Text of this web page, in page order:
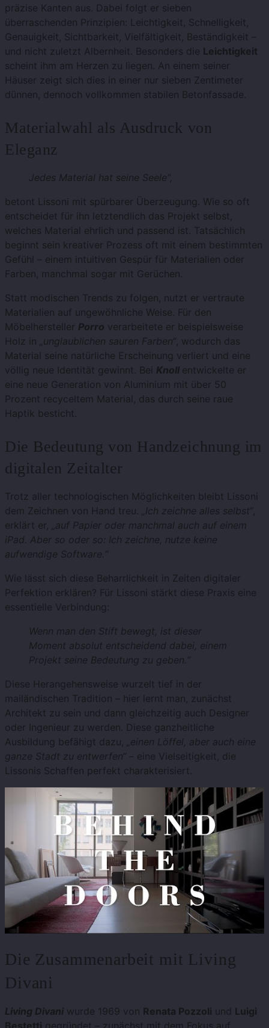
präzise Kanten aus. Dabei folgt er sieben
überraschenden Prinzipien: Leichtigkeit, Schnelligkeit,
Genauigkeit, Sichtbarkeit, Vielfältigkeit, Beständigkeit –
und nicht zuletzt Albernheit. Besonders die Leichtigkeit
scheint ihm am Herzen zu liegen. An einem seiner
Häuser zeigt sich dies in einer nur sieben Zentimeter
dünnen, dennoch vollkommen stabilen Betonfassade.
Materialwahl als Ausdruck von
Eleganz
Jedes Material hat seine Seele“,
betont Lissoni mit spürbarer Überzeugung. Wie so oft
entscheidet für ihn letztendlich das Projekt selbst,
welches Material ehrlich und passend ist. Tatsächlich
beginnt sein kreativer Prozess oft mit einem bestimmten
Gefühl – einem intuitiven Gespür für Materialien oder
Farben, manchmal sogar mit Gerüchen.
Statt modischen Trends zu folgen, nutzt er vertraute
Materialien auf ungewöhnliche Weise. Für den
Möbelhersteller Porro verarbeitete er beispielsweise
Holz in
„unglaublichen sauren Farben“, wodurch das
Material seine natürliche Erscheinung verliert und eine
völlig neue Identität gewinnt. Bei Knoll entwickelte er
eine neue Generation von Aluminium mit über 50
Prozent recyceltem Material, das durch seine raue
Haptik besticht.
Die Bedeutung von Handzeichnung im
digitalen Zeitalter
Trotz aller technologischen Möglichkeiten bleibt Lissoni
dem Zeichnen von Hand treu.
„Ich zeichne alles selbst“,
erklärt er,
„auf Papier oder manchmal auch auf einem
iPad. Aber so oder so: Ich zeichne, nutze keine
aufwendige Software.“
Wie lässt sich diese Beharrlichkeit in Zeiten digitaler
Perfektion erklären? Für Lissoni stärkt diese Praxis eine
essentielle Verbindung:
Wenn man den Stift bewegt, ist dieser
Moment absolut entscheidend dabei, einem
Projekt seine Bedeutung zu geben.“
Diese Herangehensweise wurzelt tief in der
mailändischen Tradition – hier lernt man, zunächst
Architekt zu sein und dann gleichzeitig auch Designer
oder Ingenieur zu werden. Diese ganzheitliche
Ausbildung befähigt dazu, „einen Löffel, aber auch eine
ganze Stadt zu entwerfen“ – eine Vielseitigkeit, die
Lissonis Schaffen perfekt charakterisiert.
Die Zusammenarbeit mit Living
Divani
Living Divani wurde 1969 von Renata Pozzoli und Luigi